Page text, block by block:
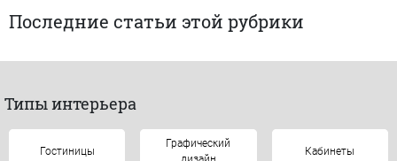
Последние статьи этой рубрики
Типы интерьера
Гостиницы
Графический
Кабинеты